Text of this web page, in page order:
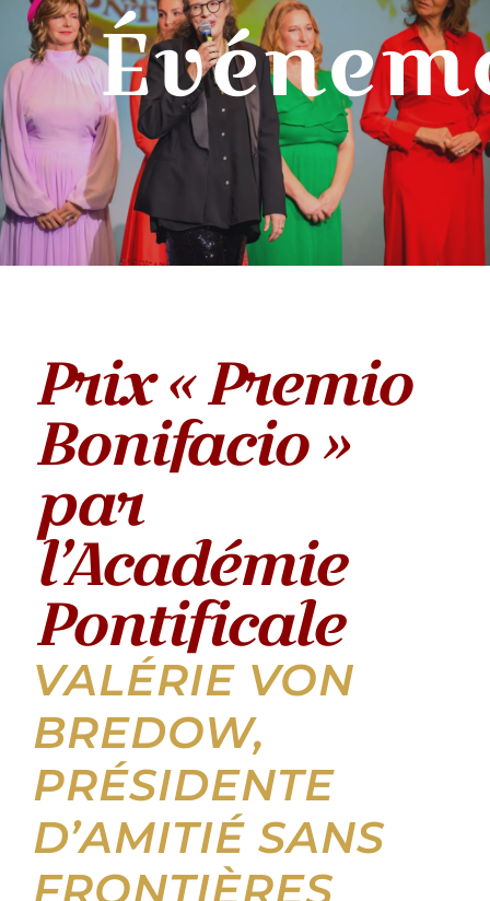
Prix « Premio
Bonifacio »
par
l’Académie
Pontificale
VALÉRIE VON
BREDOW,
PRÉSIDENTE
D’AMITIÉ SANS
FRONTIÈRES